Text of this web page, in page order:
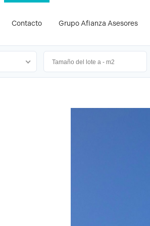
Contacto Grupo Afianza Asesores